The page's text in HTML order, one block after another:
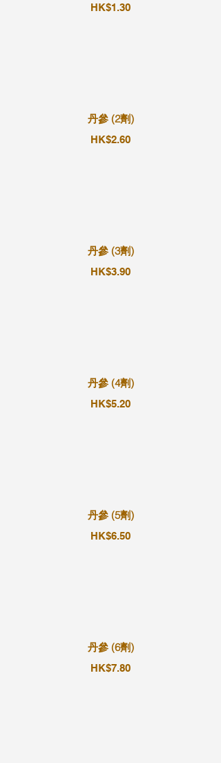
HK$1.30
丹參 (2劑)
HK$2.60
丹參 (3劑)
HK$3.90
丹參 (4劑)
HK$5.20
丹參 (5劑)
HK$6.50
丹參 (6劑)
HK$7.80